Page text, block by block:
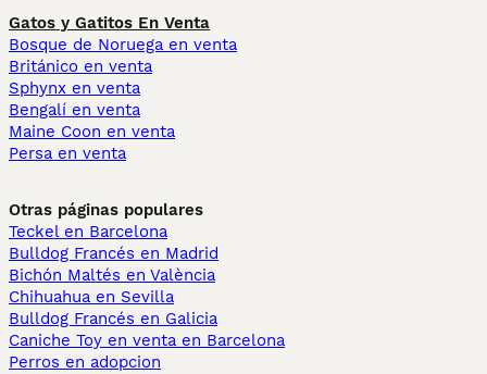
Gatos y Gatitos En Venta
Bosque de Noruega en venta
Británico en venta
Sphynx en venta
Bengalí en venta
Maine Coon en venta
Persa en venta
Otras páginas populares
Teckel en Barcelona
Bulldog Francés en Madrid
Bichón Maltés en València
Chihuahua en Sevilla
Bulldog Francés en Galicia
Caniche Toy en venta en Barcelona
Perros en adopcion